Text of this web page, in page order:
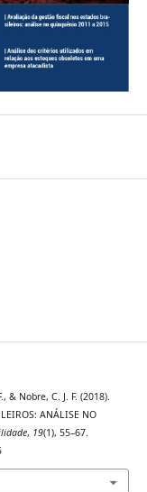
& Nobre, C. J. F. (2018).
ANÁLISE NO
, 19(1), 55–67.